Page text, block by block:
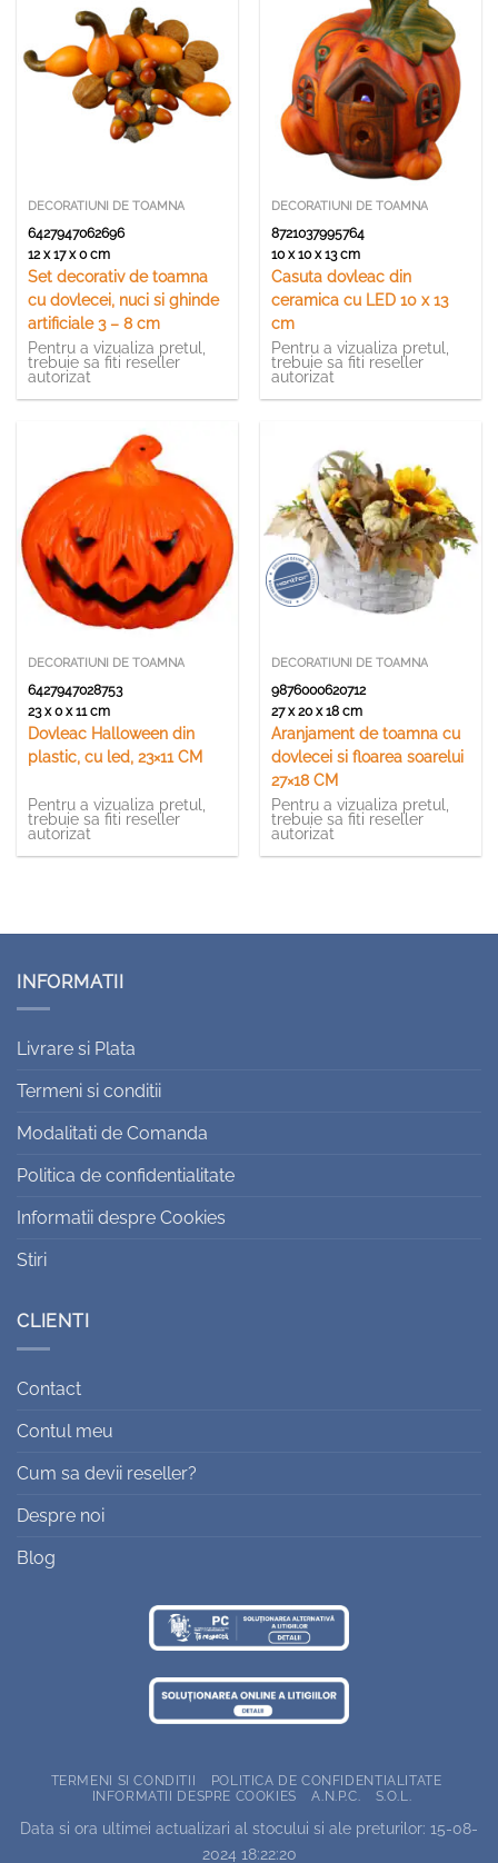
DECORATIUNI DE TOAMNA
6427947062696
12 x 17 x 0 cm
Set decorativ de toamna
cu dovlecei, nuci si ghinde
artificiale 3 – 8 cm
Pentru a vizualiza pretul,
trebuie sa fiti reseller
autorizat
DECORATIUNI DE TOAMNA
8721037995764
10 x 10 x 13 cm
Casuta dovleac din
ceramica cu LED 10 x 13
cm
Pentru a vizualiza pretul,
trebuie sa fiti reseller
autorizat
DECORATIUNI DE TOAMNA
6427947028753
23 x 0 x 11 cm
Dovleac Halloween din
plastic, cu led, 23×11 CM
Pentru a vizualiza pretul,
trebuie sa fiti reseller
autorizat
DECORATIUNI DE TOAMNA
9876000620712
27 x 20 x 18 cm
Aranjament de toamna cu
dovlecei si floarea soarelui
27×18 CM
Pentru a vizualiza pretul,
trebuie sa fiti reseller
autorizat
INFORMATII
Livrare si Plata
Termeni si conditii
Modalitati de Comanda
Politica de confidentialitate
Informatii despre Cookies
Stiri
CLIENTI
Contact
Contul meu
Cum sa devii reseller?
Despre noi
Blog
TERMENI SI CONDITII
POLITICA DE CONFIDENTIALITATE
INFORMATII DESPRE COOKIES
A.N.P.C. S.O.L.
Data si ora ultimei actualizari al stocului si ale preturilor: 15-08-
2024 18:22:20